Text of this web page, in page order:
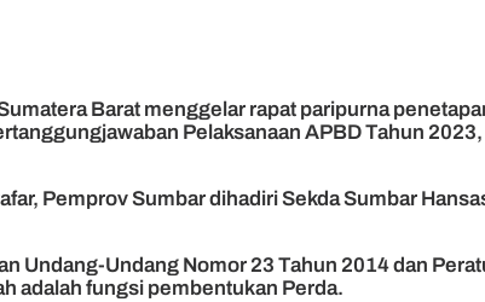
Barat menggelar rapat paripurna
Pelaksanaan APBD Tahun
Pemprov Sumbar dihadiri Sekda Sumbar
Undang-Undang Nomor 23 Tahun 2014 dan
adalah fungsi pembentukan Perda.